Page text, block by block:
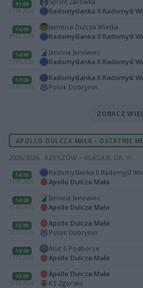
11:00
07.06.2026
Radomyślanka II Radomyśl
14:00
31.05.2026
Jamnica Dulcza Wielka
Radomyślanka II Radomyśl
14:00
17.05.2026
Janovia Janowiec
Radomyślanka II Radomyśl
17:00
09.05.2026
Radomyślanka II Radomyśl
Potok Dobrynin
ZOBACZ
APOLLO DULCZA MAŁA - OSTATNIE
2025/2026 · RZESZÓW > KLASA B, GR. VI
14:00
14.06.2026
Radomyślanka II Radomyśl
Apollo Dulcza Mała
14:00
31.05.2026
Janovia Janowiec
Apollo Dulcza Mała
13:00
24.05.2026
Apollo Dulcza Mała
Potok Dobrynin
14:00
17.05.2026
Atut II Podborze
Apollo Dulcza Mała
13:00
10.05.2026
Apollo Dulcza Mała
KS Zgórsko